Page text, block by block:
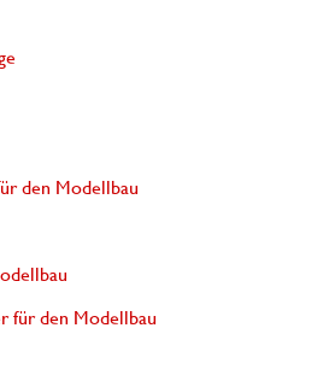
den Modellbau
für den Modellbau